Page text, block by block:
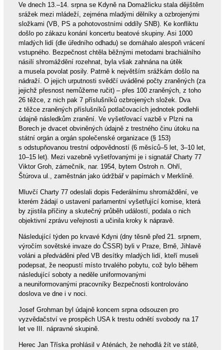
Ve dnech 13.–14. srpna se Kdyně na Domažlicku stala dějištěm
srážek mezi mládeží, zejména mladými dělníky a ozbrojenými
složkami (VB, PS a pohotovostními oddíly SNB). Ke konfliktu
došlo po zákazu konání koncertu beatové skupiny. Asi 1000
mladých lidí (dle úředního odhadu) se domáhalo alespoň vrácení
vstupného. Bezpečnost chtěla běžnými metodami brachiálního
násilí shromáždění rozehnat, byla však zahnána na útěk
a musela povolat posily. Patrně k největším srážkám došlo na
nádraží. O jejich urputnosti svědčí uváděné počty zraněných (za
jejichž přesnost nemůžeme ručit) – přes 100 zraněných, z toho
26 těžce, z nich pak 7 příslušníků ozbrojených složek. Dva
z těžce zraněných příslušníků potlačovacích jednotek podlehli
údajně následkům zranění. Ve vyšetřovací vazbě v Plzni na
Borech je dvacet obviněných údajně z trestného činu útoku na
státní orgán a orgán společenské organizace (§ 153)
s odstupňovanou trestní odpovědností (6 měsíců–5 let, 3–10 let,
10–15 let). Mezi vazebně vyšetřovanými je i signatář Charty 77
Viktor Groh, zámečník, nar. 1954, bytem Ostroh n. Ohří,
Štúrova ul., zaměstnán jako údržbář v papírnách v Merklíně.
Mluvčí Charty 77 odeslali dopis Federálnímu shromáždění, ve
kterém žádají o ustavení parlamentní vyšetřující komise, která
by zjistila příčiny a skutečný průběh událostí, podala o nich
objektivní zprávu veřejnosti a učinila kroky k nápravě.
Následující týden po krvavé Kdyni (dny těsně před 21. srpnem,
výročím sovětské invaze do ČSSR) byli v Praze, Brně, Jihlavě
voláni a předváděni před VB desítky mladých lidí, kteří museli
podepsat, že neopustí místo trvalého pobytu, což bylo během
následující soboty a neděle uniformovanými
a neuniformovanými pracovníky Bezpečnosti kontrolováno
doslova ve dne i v noci.
Josef Grohman byl údajně koncem srpna odsouzen pro
vyzvědačství ve prospěch USA k trestu odnětí svobody na 17
let ve III. nápravné skupině.
Herec Jan Tříska prohlásil v Aténách, že nehodlá žít ve státě,